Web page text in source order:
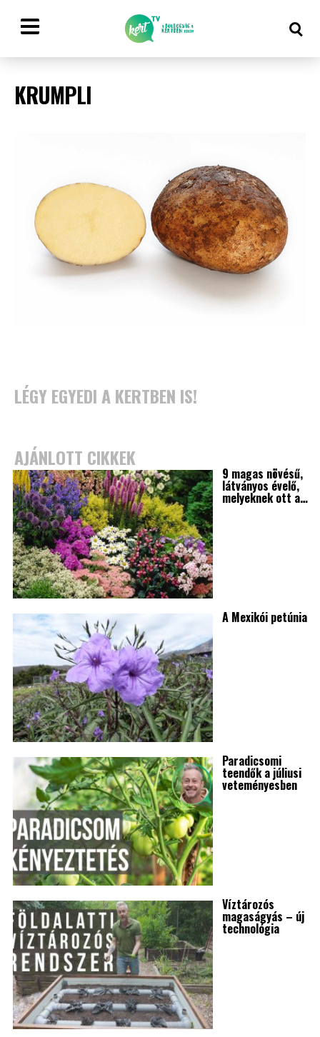
KRUMPLI
LÉGY EGYEDI A KERTBEN IS!
AJÁNLOTT CIKKEK
9 magas növésű,
látványos évelő,
melyeknek ott a…
A Mexikói petúnia
Paradicsomi
teendők a júliusi
veteményesben
Víztározós
magaságyás – új
technológia